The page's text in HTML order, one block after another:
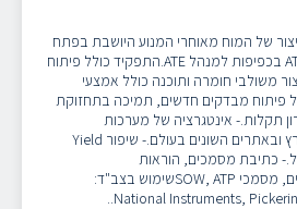
של המוח מאוחרי המנוע היושבת בפתח
תקווהדרוש/ה מהנדס/ת ATE בכפיפות למנהל ATE.התפקיד כולל פיתוח
משולבי חומרה ותוכנה כולל אמצעי
פיתוח מבדקים חדשים, תמיכה בתחזוקת
תקלות.- אינטגרציה של מערכות
אוטומטיות לקווי הייצור בארץ ובאתרים השונים בעולם.- שיפור Yield
כתיבת מסמכים, הוראות
טכניות,שרטוטים, דפי נתונים, מסמכי SOW, ATPשימוש בצב"ד:
National Instruments,